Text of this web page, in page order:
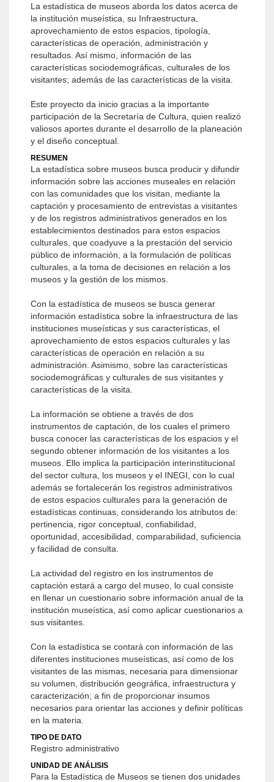
La estadística de museos aborda los datos acerca de
la institución museística, su Infraestructura,
aprovechamiento de estos espacios, tipología,
características de operación, administración y
resultados. Así mismo, información de las
características sociodemográficas, culturales de los
visitantes; además de las características de la visita.
Este proyecto da inicio gracias a la importante
participación de la Secretaría de Cultura, quien realizó
valiosos aportes durante el desarrollo de la planeación
y el diseño conceptual.
RESUMEN
La estadística sobre museos busca producir y difundir
información sobre las acciones museales en relación
con las comunidades que los visitan, mediante la
captación y procesamiento de entrevistas a visitantes
y de los registros administrativos generados en los
establecimientos destinados para estos espacios
culturales, que coadyuve a la prestación del servicio
público de información, a la formulación de políticas
culturales, a la toma de decisiones en relación a los
museos y la gestión de los mismos.
Con la estadística de museos se busca generar
información estadística sobre la infraestructura de las
instituciones museísticas y sus características, el
aprovechamiento de estos espacios culturales y las
características de operación en relación a su
administración. Asimismo, sobre las características
sociodemográficas y culturales de sus visitantes y
características de la visita.
La información se obtiene a través de dos
instrumentos de captación, de los cuales el primero
busca conocer las características de los espacios y el
segundo obtener información de los visitantes a los
museos. Ello implica la participación interinstitucional
del sector cultura, los museos y el INEGI, con lo cual
además se fortalecerán los registros administrativos
de estos espacios culturales para la generación de
estadísticas continuas, considerando los atributos de:
pertinencia, rigor conceptual, confiabilidad,
oportunidad, accesibilidad, comparabilidad, suficiencia
y facilidad de consulta.
La actividad del registro en los instrumentos de
captación estará a cargo del museo, lo cual consiste
en llenar un cuestionario sobre información anual de la
institución museística, así como aplicar cuestionarios a
sus visitantes.
Con la estadística se contará con información de las
diferentes instituciones museísticas, así como de los
visitantes de las mismas, necesaria para dimensionar
su volumen, distribución geográfica, infraestructura y
caracterización; a fin de proporcionar insumos
necesarios para orientar las acciones y definir políticas
en la materia.
TIPO DE DATO
Registro administrativo
UNIDAD DE ANÁLISIS
Para la Estadística de Museos se tienen dos unidades